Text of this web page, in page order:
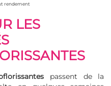
rendement
LES
passent de la